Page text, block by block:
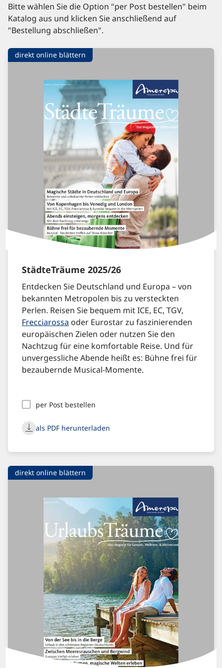
Bitte wählen Sie die Option "per Post bestellen" beim
Katalog aus und klicken Sie anschließend auf
"Bestellung abschließen".
direkt online blättern
StädteTräume 2025/26
Entdecken Sie Deutschland und Europa – von
bekannten Metropolen bis zu versteckten
Perlen. Reisen Sie bequem mit ICE, EC, TGV,
Frecciarossa oder Eurostar zu faszinierenden
europäischen Zielen oder nutzen Sie den
Nachtzug für eine komfortable Reise. Und für
unvergessliche Abende heißt es: Bühne frei für
bezaubernde Musical-Momente.
per Post bestellen
als PDF herunterladen
direkt online blättern